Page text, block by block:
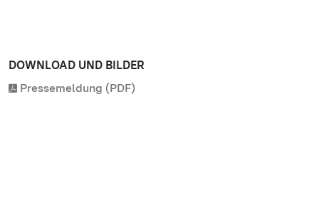
DOWNLOAD UND BILDER
Pressemeldung (PDF)